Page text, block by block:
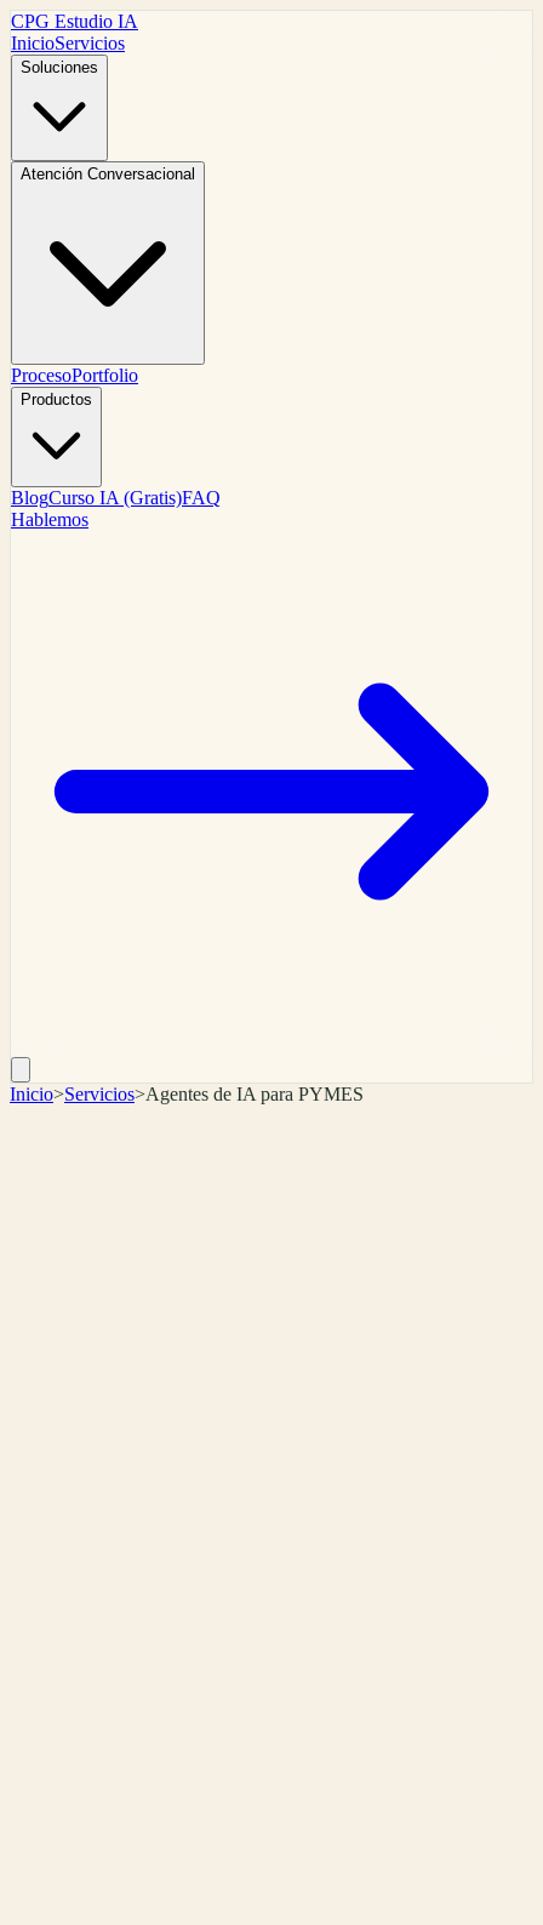
CPG Estudio IA
InicioServicios
Soluciones
Atención Conversacional
ProcesoPortfolio
Productos
BlogCurso IA (Gratis)FAQ
Hablemos
Inicio>Servicios>Agentes de IA para PYMES